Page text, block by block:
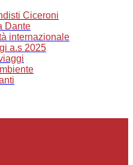
Ciceroni
Dante
internazionale
a.s 2025